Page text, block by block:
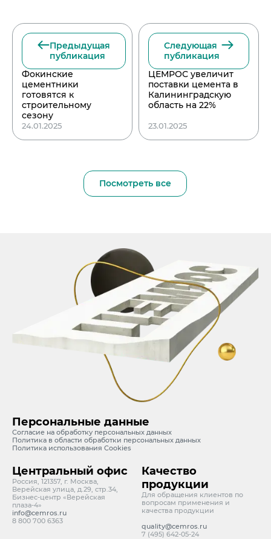
Предыдущая
публикация
Фокинские
цементники
готовятся к
строительному
сезону
24.01.2025
Следующая
публикация
ЦЕМРОС увеличит
поставки цемента в
Калининградскую
область на 22%
23.01.2025
Посмотреть все
Персональные данные
Согласие на обработку персональных данных
Политика в области обработки персональных данных
Политика использования Cookies
Центральный офис
Россия, 121357, г. Москва,
Верейская улица, д.29, стр.34,
Бизнес-центр «Верейская
плаза-4»
info@cemros.ru
8 800 700 6363
Качество
продукции
Для обращения клиентов по
вопросам применения и
качества продукции
quality@cemros.ru
7 (495) 642-05-24